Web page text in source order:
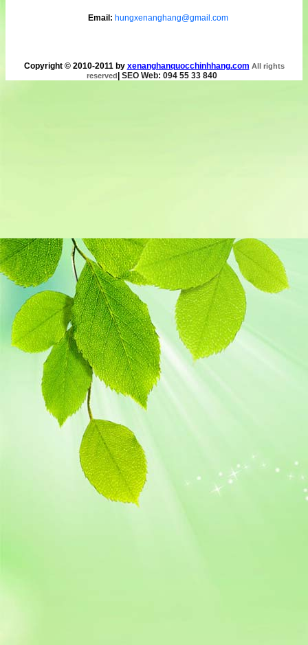
Email: hungxenanghang@gmail.com
Copyright © 2010-2011 by xenanghanquocchinhhang.com All rights
reserved SEO Web: 094 55 33 840